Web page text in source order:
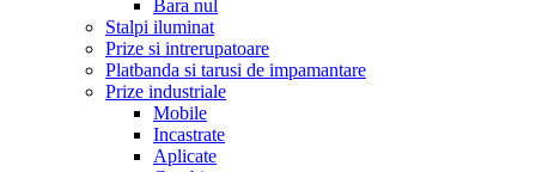
Bara nul
Stalpi iluminat
Prize si intrerupatoare
Platbanda si tarusi de impamantare
Prize industriale
Mobile
Incastrate
Aplicate